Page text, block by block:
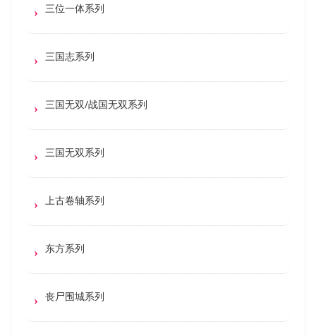
三位一体系列
三国志系列
三国无双/战国无双系列
三国无双系列
上古卷轴系列
东方系列
丧尸围城系列